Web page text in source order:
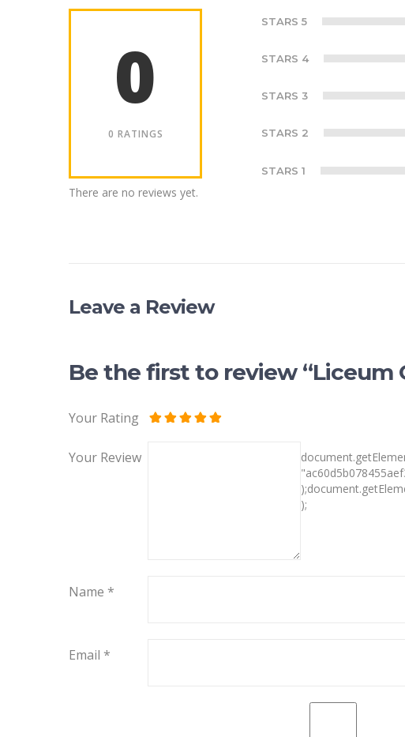
0
0 RATINGS
STARS 5
STARS 4
STARS 3
STARS 2
STARS 1
There are no reviews yet.
Leave a Review
Be the first to review “Liceum
Your Rating
Your Review
Name *
Email *